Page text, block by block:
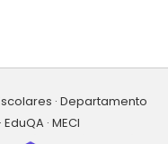
· Departamento
· MECI